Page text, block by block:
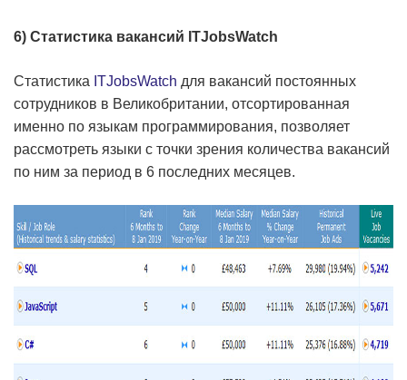
6) Статистика вакансий ITJobsWatch
Статистика ITJobsWatch для вакансий постоянных
сотрудников в Великобритании, отсортированная
именно по языкам программирования, позволяет
рассмотреть языки с точки зрения количества вакансий
по ним за период в 6 последних месяцев.